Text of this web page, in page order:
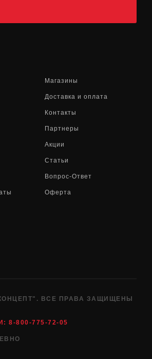
Магазины
Доставка и оплата
Контакты
Партнеры
Акции
Статьи
Вопрос-Ответ
Оферта
ВСЕ ПРАВА ЗАЩИЩЕНЫ
8-800-775-72-05